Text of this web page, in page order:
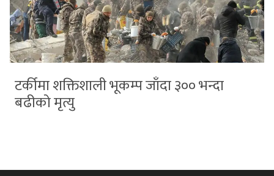
टर्कीमा शक्तिशाली भूकम्प जाँदा ३०० भन्दा
बढीको मृत्यु